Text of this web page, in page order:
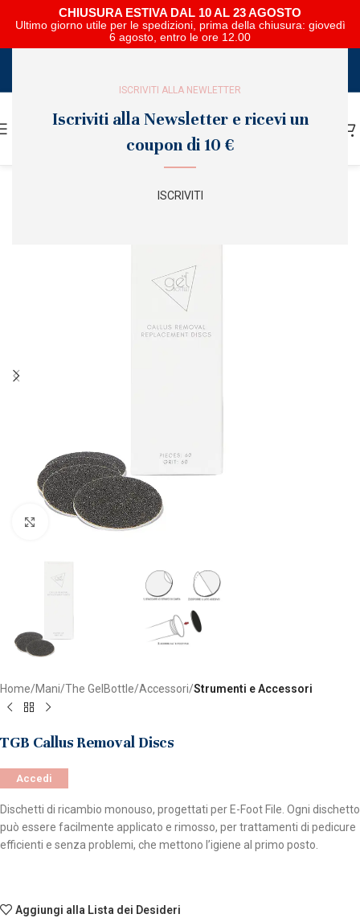
ISCRIVITI ALLA NEWLETTER
Iscriviti alla Newsletter e ricevi un
coupon di 10 €
ISCRIVITI
CHIUSURA ESTIVA DAL 10 AL 23 AGOSTO
Ultimo giorno utile per le spedizioni, prima della chiusura: giovedì
6 agosto, entro le ore 12.00
Clicca per ingrandire
Home Mani The GelBottle Accessori Strumenti e Accessori
TGB Callus Removal Discs
Accedi
Dischetti di ricambio monouso, progettati per E-Foot File. Ogni dischetto
può essere facilmente applicato e rimosso, per trattamenti di pedicure
efficienti e senza problemi, che mettono l’igiene al primo posto.
Aggiungi alla Lista dei Desideri